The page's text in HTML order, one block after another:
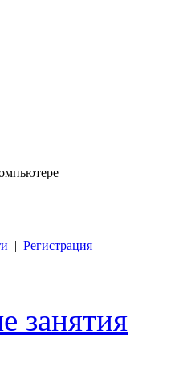
| Регистрация
занятия